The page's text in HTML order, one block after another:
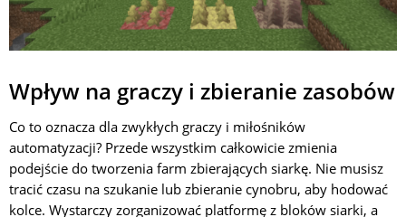
Wpływ na graczy i zbieranie zasobów
Co to oznacza dla zwykłych graczy i miłośników
automatyzacji? Przede wszystkim całkowicie zmienia
podejście do tworzenia farm zbierających siarkę. Nie musisz
tracić czasu na szukanie lub zbieranie cynobru, aby hodować
kolce. Wystarczy zorganizować platformę z bloków siarki, a